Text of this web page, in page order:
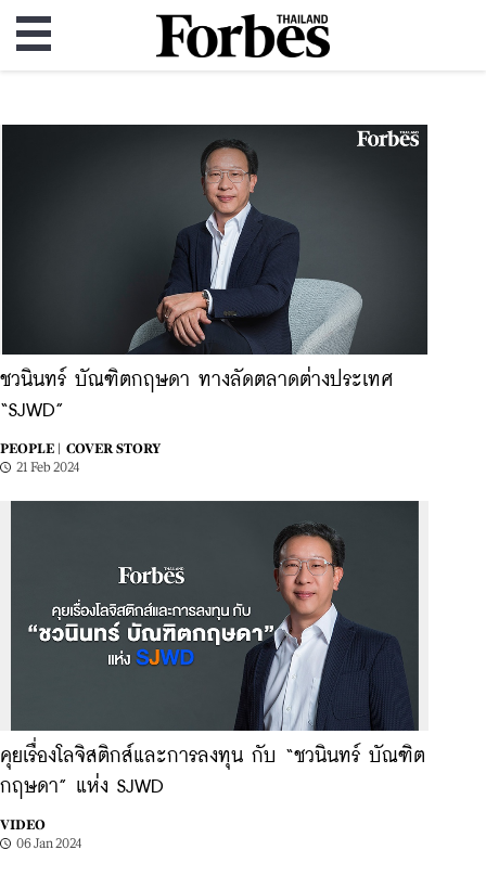
ชวนินทร์ บัณฑิตกฤษดา ทางลัดตลาดต่างประเทศ
“SJWD”
PEOPLE |
COVER STORY
21 Feb 2024
คุยเรื่องโลจิสติกส์และการลงทุน กับ “ชวนินทร์ บัณฑิต
กฤษดา” แห่ง SJWD
VIDEO
06 Jan 2024